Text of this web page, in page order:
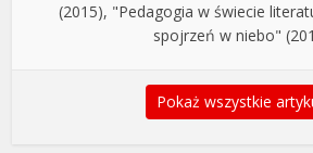
(2015), "Pedagogia w świecie
spojrzeń w niebo"
Pokaż wszystkie